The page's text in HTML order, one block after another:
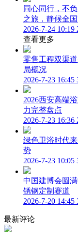
同心同行，不
之旅，静候全
2026-7-24 10:19
查看更多
零售工程双渠
局概况
2026-7-23 16:45
2026西安高端
力完整盘点
2026-7-23 16:36
绿色卫浴时代
势
2026-7-23 10:05
中国建博会圆
锈钢定制赛道
2026-7-20 14:45
最新评论